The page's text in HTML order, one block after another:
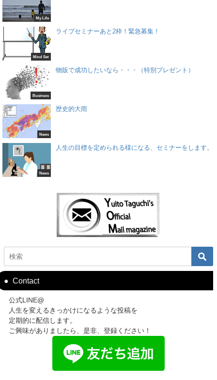
My Life
Mind Set
ライブセミナーあと2枠！緊急募集！
Business
物販で成功したいなら・・・（特別プレゼント）
News
歴史的大雨
News
人生の目標を定められる様になる、セミナーをします。
Contact
公式LINE@
人生を変えるきっかけになるような投稿を
定期的に配信します。
ご興味がありましたら、是非、登録ください！